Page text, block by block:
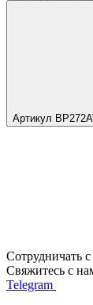
Артикул
Сотрудничать
Свяжитесь с
Telegram